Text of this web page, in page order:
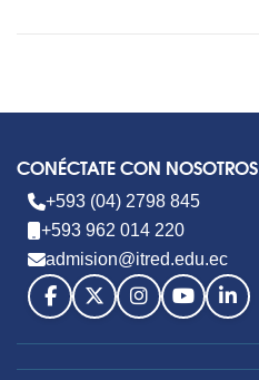
CONÉCTATE CON NOSOTROS
+593 (04) 2798 845
+593 962 014 220
admision@itred.edu.ec